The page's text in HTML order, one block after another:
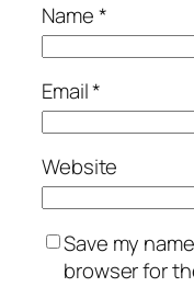
Name*
Email*
Website
Save my
browser for